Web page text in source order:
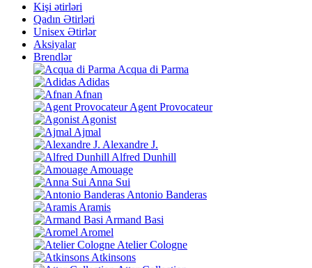
Kişi ətirləri
Qadın Ətirləri
Unisex Ətirlər
Aksiyalar
Brendlər
Acqua di Parma
Adidas
Afnan
Agent Provocateur
Agonist
Ajmal
Alexandre J.
Alfred Dunhill
Amouage
Anna Sui
Antonio Banderas
Aramis
Armand Basi
Aromel
Atelier Cologne
Atkinsons